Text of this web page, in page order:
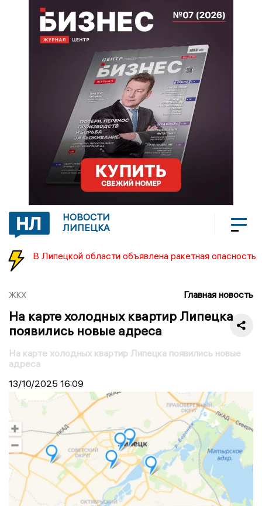
НОВОСТИ
ЛИПЕЦКА
В Липецкой области объявлена ракетная опасность
ЖКХ Главная новость
На карте холодных квартир Липецка
появились новые адреса
На карте холодных квартир Липецка появились новые
адреса
13/10/2025 16:09